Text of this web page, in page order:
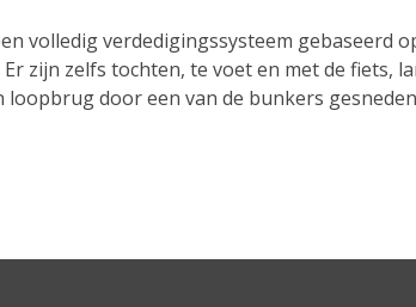
volledig verdedigingssysteem gebaseerd
zijn zelfs tochten, te voet en met de fiets,
door een van de bunkers